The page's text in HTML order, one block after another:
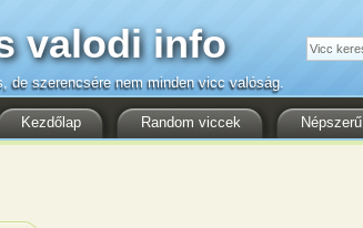
Kezdőlap Random viccek Népszerű
valodi info
de szerencsére nem minden vicc valóság.
Keresés